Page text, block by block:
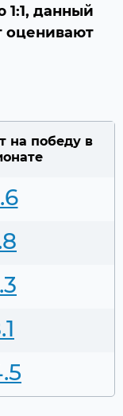
данный
оценивают
на победу в